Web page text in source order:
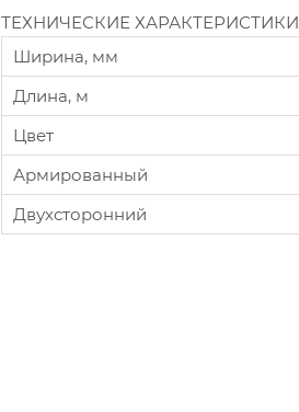
ТЕХНИЧЕСКИЕ ХАРАКТЕРИСТИКИ
Ширина, мм
Длина, м
Цвет
Армированный
Двухсторонний